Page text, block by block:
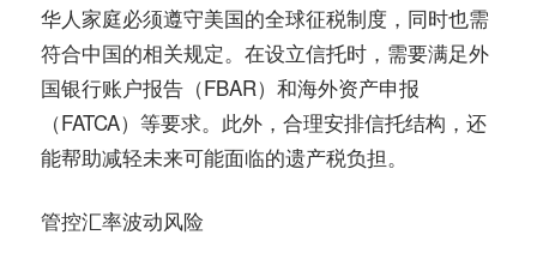
华人家庭必须遵守美国的全球征税制度，同时也需
符合中国的相关规定。在设立信托时，需要满足外
国银行账户报告（FBAR）和海外资产申报
（FATCA）等要求。此外，合理安排信托结构，还
能帮助减轻未来可能面临的遗产税负担。
管控汇率波动风险